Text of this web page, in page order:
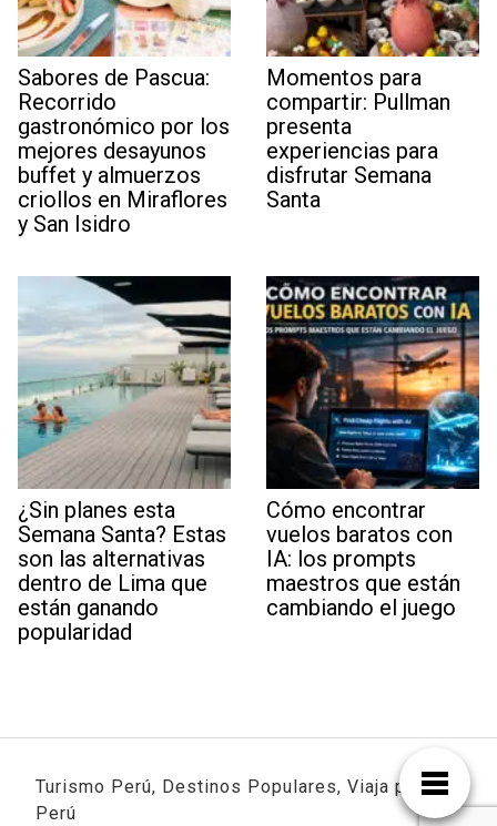
Sabores de Pascua:
Recorrido
gastronómico por los
mejores desayunos
buffet y almuerzos
criollos en Miraflores
y San Isidro
Momentos para
compartir: Pullman
presenta
experiencias para
disfrutar Semana
Santa
¿Sin planes esta
Semana Santa? Estas
son las alternativas
dentro de Lima que
están ganando
popularidad
Cómo encontrar
vuelos baratos con
IA: los prompts
maestros que están
cambiando el juego
Turismo Perú, Destinos Populares, Viaja por
Perú